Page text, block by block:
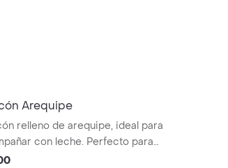
Arequipe
relleno de arequipe, ideal para
con leche. Perfecto para
en cualquier momento del día.